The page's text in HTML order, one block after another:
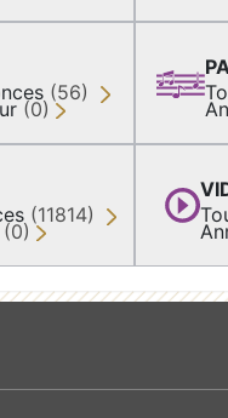
(56)
(0)
(11814)
(0)